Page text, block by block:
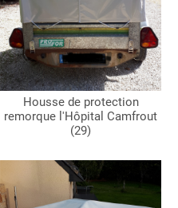
Housse de protection
remorque l'Hôpital Camfrout
(29)